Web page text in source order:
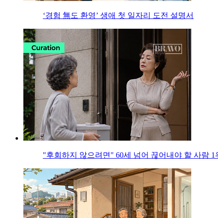
‘경험 無도 환영’ 생애 첫 일자리 도전 설명서
"후회하지 않으려면" 60세 넘어 끊어내야 할 사람 1